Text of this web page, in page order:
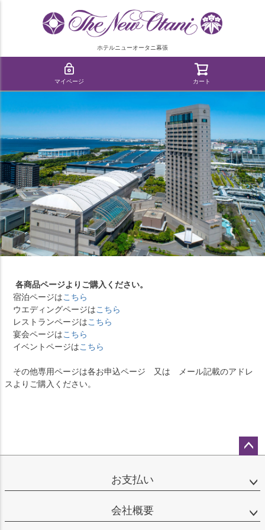
ホテルニューオータニ幕張
マイページ カート
各商品ページよりご購入ください。
宿泊ページはこちら
ウエディングページはこちら
レストランページはこちら
宴会ページはこちら
イベントページはこちら
その他専用ページは各お申込ページ 又は メール記載のアドレ
スよりご購入ください。
ップ
お支払い
会社概要